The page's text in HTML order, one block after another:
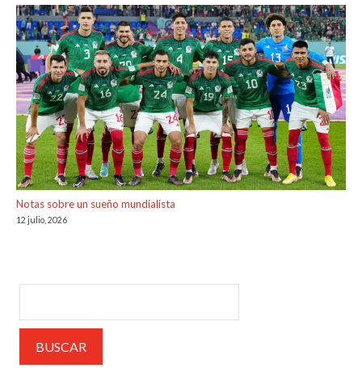
Notas sobre un sueño mundialista
12 julio, 2026